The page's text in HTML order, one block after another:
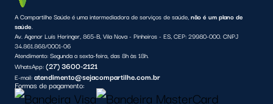
A Compartilhe Saúde é uma intermediadora de serviços de saúde,não é um plano de
saúde.
Av. Agenor Luís Heringer, 865-B, Vila Nova - Pinheiros - ES, CEP: 29980-000. CNPJ
34.861.868/0001-06
Atendimento:Segunda a sexta-feira, das 8h às 18h.
WhatsApp:(27) 3600-2121
E-mail:atendimento@sejacompartilhe.com.br
Formas de pagamento: